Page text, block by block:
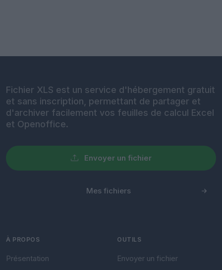
Fichier XLS est un service d'hébergement gratuit
et sans inscription, permettant de partager et
d'archiver facilement vos feuilles de calcul Excel
et Openoffice.
Envoyer un fichier
Mes fichiers
À PROPOS
Présentation
OUTILS
Envoyer un fichier